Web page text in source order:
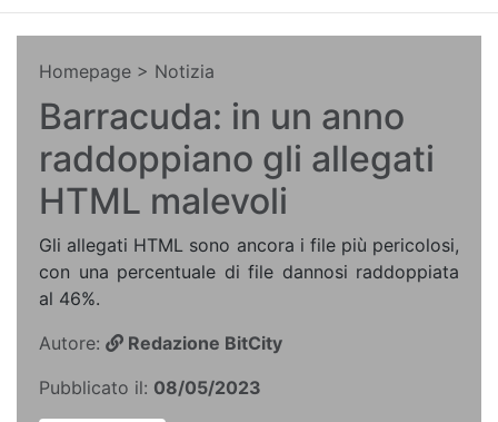
Homepage > Notizia
Barracuda: in un anno
raddoppiano gli allegati
HTML malevoli
Gli allegati HTML sono ancora i file più pericolosi,
con una percentuale di file dannosi raddoppiata
al 46%.
Autore:
Redazione BitCity
Pubblicato il: 08/05/2023